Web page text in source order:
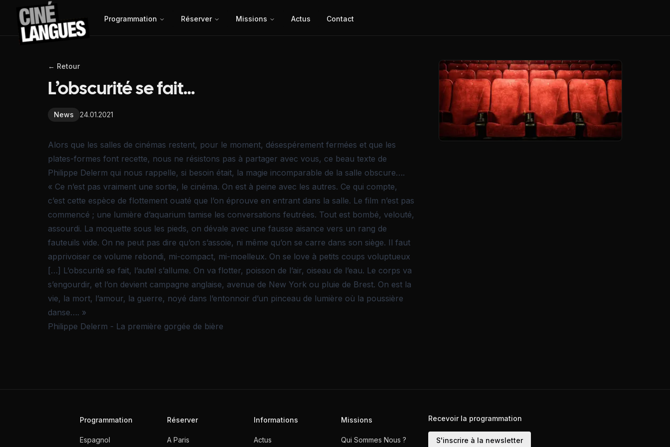
Programmation Réserver Missions Actus Contact
← Retour
L’obscurité se fait…
News 24.01.2021
Alors que les salles de cinémas restent, pour le moment, désespérement fermées et que les
plates-formes font recette, nous ne résistons pas à partager avec vous, ce beau texte de
Philippe Delerm qui nous rappelle, si besoin était, la magie incomparable de la salle obscure….
« Ce n’est pas vraiment une sortie, le cinéma. On est à peine avec les autres. Ce qui compte,
c’est cette espèce de flottement ouaté que l’on éprouve en entrant dans la salle. Le film n’est pas
commencé ; une lumière d’aquarium tamise les conversations feutrées. Tout est bombé, velouté,
assourdi. La moquette sous les pieds, on dévale avec une fausse aisance vers un rang de
fauteuils vide. On ne peut pas dire qu’on s’assoie, ni même qu’on se carre dans son siège. Il faut
apprivoiser ce volume rebondi, mi-compact, mi-moelleux. On se love à petits coups voluptueux
[…] L’obscurité se fait, l’autel s’allume. On va flotter, poisson de l’air, oiseau de l’eau. Le corps va
s’engourdir, et l’on devient campagne anglaise, avenue de New York ou pluie de Brest. On est la
vie, la mort, l’amour, la guerre, noyé dans l’entonnoir d’un pinceau de lumière où la poussière
danse…. »
Philippe Delerm - La première gorgée de bière
Programmation
Espagnol
Réserver
A Paris
Informations
Actus
Missions
Qui Sommes Nous ?
Recevoir la programmation
S'inscrire à la newsletter